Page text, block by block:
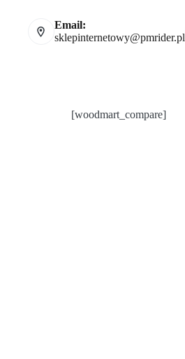
Email:
sklepinternetowy@pmrider.pl
[woodmart_compare]